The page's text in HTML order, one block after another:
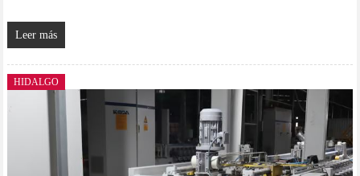
Leer más
HIDALGO